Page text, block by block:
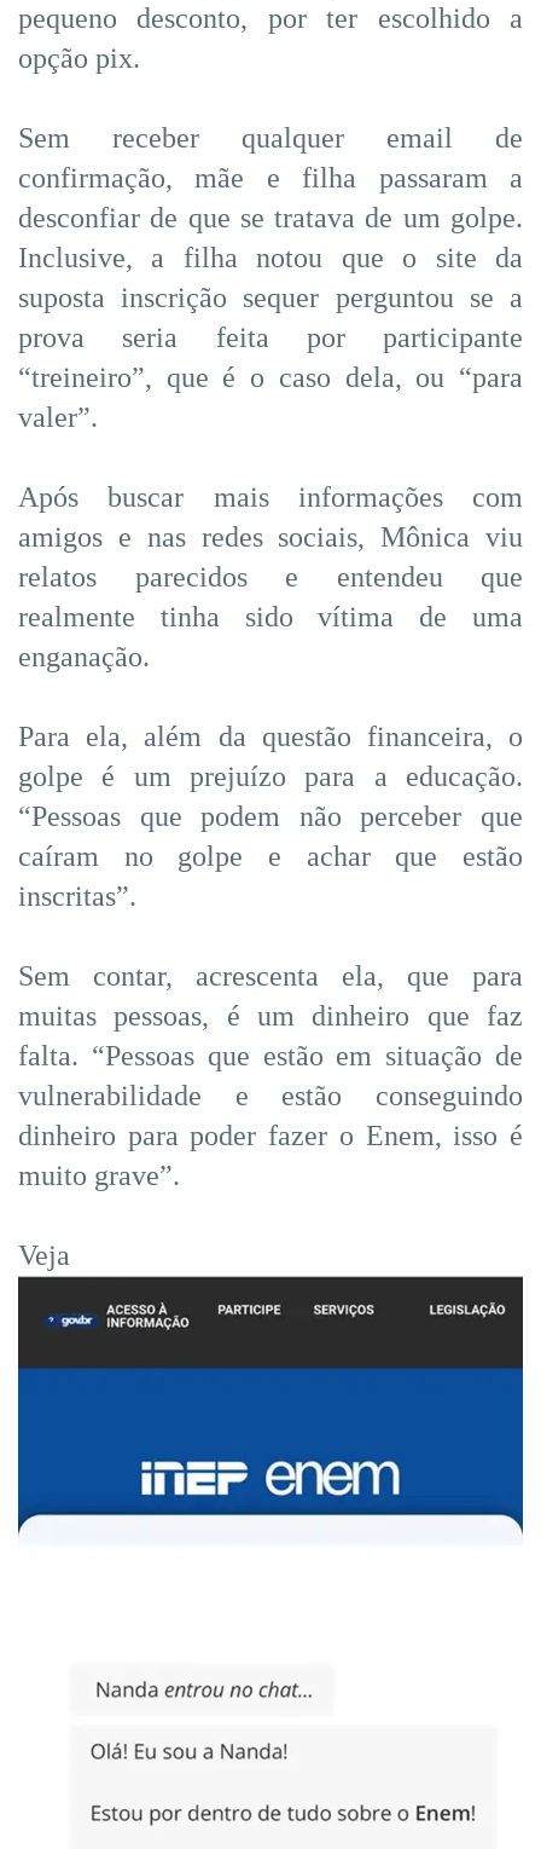
pequeno desconto, por ter escolhido a
opção pix.
Sem receber qualquer email de
confirmação, mãe e filha passaram a
desconfiar de que se tratava de um golpe.
Inclusive, a filha notou que o site da
suposta inscrição sequer perguntou se a
prova seria feita por participante
“treineiro”, que é o caso dela, ou “para
valer”.
Após buscar mais informações com
amigos e nas redes sociais, Mônica viu
relatos parecidos e entendeu que
realmente tinha sido vítima de uma
enganação.
Para ela, além da questão financeira, o
golpe é um prejuízo para a educação.
“Pessoas que podem não perceber que
caíram no golpe e achar que estão
inscritas”.
Sem contar, acrescenta ela, que para
muitas pessoas, é um dinheiro que faz
falta. “Pessoas que estão em situação de
vulnerabilidade e estão conseguindo
dinheiro para poder fazer o Enem, isso é
muito grave”.
Veja